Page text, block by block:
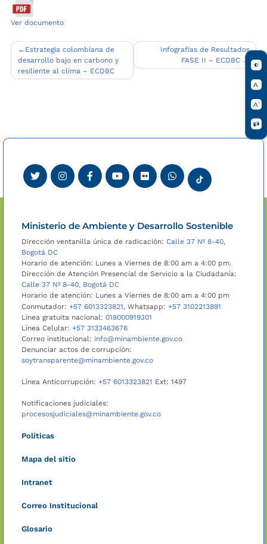
Ver documento
Navegación
de
entradas
Estrategia colombiana de
desarrollo bajo en carbono y
resiliente al clima – ECDBC
Infografías de Resultados
FASE II – ECDBC
Ministerio de Ambiente y Desarrollo Sostenible
Dirección ventanilla única de radicación: Calle 37 Nº 8-40,
Bogotá DC
Horario de atención: Lunes a Viernes de 8:00 am a 4:00 pm.
Dirección de Atención Presencial de Servicio a la Ciudadanía:
Calle 37 Nº 8-40, Bogotá DC
Horario de atención: Lunes a Viernes de 8:00 am a 4:00 pm
Conmutador: +57 6013323821, Whatsapp: +57 3102213891
Línea gratuita nacional: 018000919301
Línea Celular: +57 3133463676
Correo institucional: info@minambiente.gov.co
Denunciar actos de corrupción:
soytransparente@minambiente.gov.co
Línea Anticorrupción: +57 6013323821 Ext: 1497
Notificaciones judiciales:
procesosjudiciales@minambiente.gov.co
Políticas
Mapa del sitio
Intranet
Correo Institucional
Glosario